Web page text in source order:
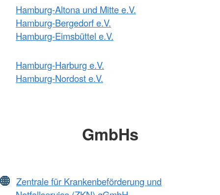
Hamburg-Altona und Mitte e.V.
Hamburg-Bergedorf e.V.
Hamburg-Eimsbüttel e.V.
Hamburg-Harburg e.V.
Hamburg-Nordost e.V.
GmbHs
Zentrale für Krankenbeförderung und